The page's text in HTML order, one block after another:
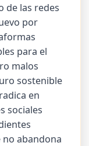
de las redes
por
para el
malos
sostenible
en
sociales
no abandona